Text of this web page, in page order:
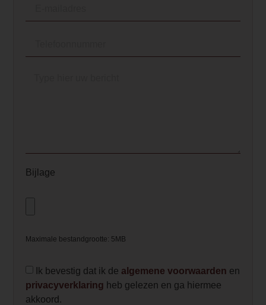
Bijlage
Maximale bestandgrootte: 5MB
Ik bevestig dat ik de algemene voorwaarden en
privacyverklaring heb gelezen en ga hiermee
akkoord.